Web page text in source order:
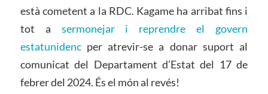
està cometent a la RDC. Kagame ha arribat fins i
tot a sermonejar i reprendre el govern
estatunidencper atrevir-se a donar suport al
comunicat del Departament d’Estat del 17 de
febrer del 2024. És el món al revés!